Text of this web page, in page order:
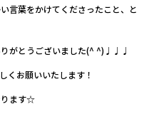
言葉をかけてくださったこと、と
りがとうございました(^ ^)♩♩♩
くお願いいたします！
ります☆